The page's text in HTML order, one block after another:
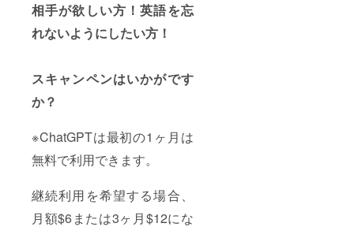
相手が欲しい方！英語を忘
れないようにしたい方！
スキャンペンはいかがです
か？
※ChatGPTは最初の1ヶ月は
無料で利用できます。
継続利用を希望する場合、
月額$6または3ヶ月$12にな